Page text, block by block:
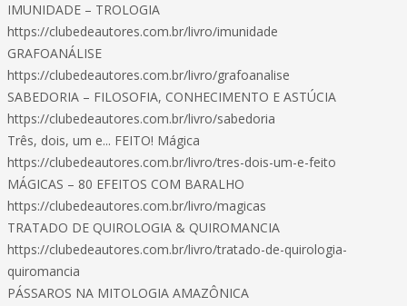
IMUNIDADE – TROLOGIA
https://clubedeautores.com.br/livro/imunidade
GRAFOANÁLISE
https://clubedeautores.com.br/livro/grafoanalise
SABEDORIA – FILOSOFIA, CONHECIMENTO E ASTÚCIA
https://clubedeautores.com.br/livro/sabedoria
Três, dois, um e... FEITO! Mágica
https://clubedeautores.com.br/livro/tres-dois-um-e-feito
MÁGICAS – 80 EFEITOS COM BARALHO
https://clubedeautores.com.br/livro/magicas
TRATADO DE QUIROLOGIA & QUIROMANCIA
https://clubedeautores.com.br/livro/tratado-de-quirologia-
quiromancia
PÁSSAROS NA MITOLOGIA AMAZÔNICA